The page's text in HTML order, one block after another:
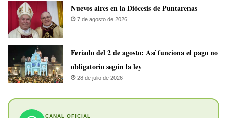
​Nuevos aires en la Diócesis de Puntarenas
7 de agosto de 2026
Feriado del 2 de agosto: Así funciona el pago no
obligatorio según la ley
28 de julio de 2026
CANAL OFICIAL